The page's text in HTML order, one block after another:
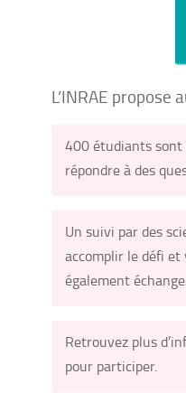
L’INRAE
400 étudiants sont
répondre à des
Un suivi par des
accomplir le défi et
également
Retrouvez plus
pour participer.